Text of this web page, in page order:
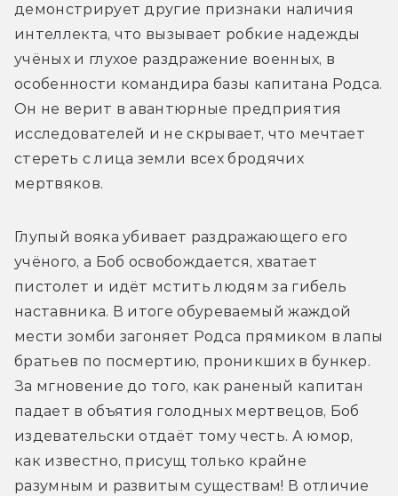
демонстрирует другие признаки наличия
интеллекта, что вызывает робкие надежды
учёных и глухое раздражение военных, в
особенности командира базы капитана Родса.
Он не верит в авантюрные предприятия
исследователей и не скрывает, что мечтает
стереть с лица земли всех бродячих
мертвяков.
Глупый вояка убивает раздражающего его
учёного, а Боб освобождается, хватает
пистолет и идёт мстить людям за гибель
наставника. В итоге обуреваемый жаждой
мести зомби загоняет Родса прямиком в лапы
братьев по посмертию, проникших в бункер.
За мгновение до того, как раненый капитан
падает в объятия голодных мертвецов, Боб
издевательски отдаёт тому честь. А юмор,
как известно, присущ только крайне
разумным и развитым существам! В отличие